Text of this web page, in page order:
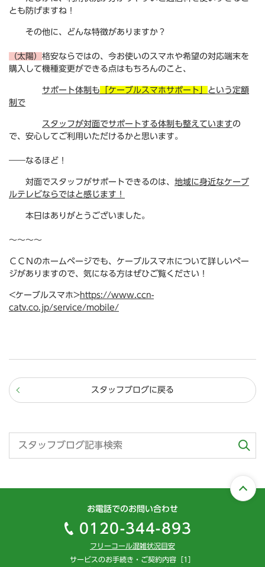
とも防げますね！
その他に、どんな特徴がありますか？
（太陽） 格安ならではの、今お使いのスマホや希望の対応端末を
購入して機種変更ができる点はもちろんのこと、
サポート体制も 「ケーブルスマホサポート」 という定額
制で
スタッフが対面でサポートする体制も整えていますの
で、安心してご利用いただけるかと思います。
――なるほど！
対面でスタッフがサポートできるのは、 地域に身近なケーブ
ルテレビならではと感じます！
本日はありがとうございました。
～～～～
ＣＣＮのホームページでも、ケーブルスマホについて詳しいペー
ジがありますので、気になる方はぜひご覧ください！
<ケーブルスマホ>https://www.ccn-
catv.co.jp/service/mobile/
スタッフブログに戻る
お電話でのお問い合わせ
0120-344-893
フリーコール混雑状況目安
サービスのお手続き・ご契約内容［1］